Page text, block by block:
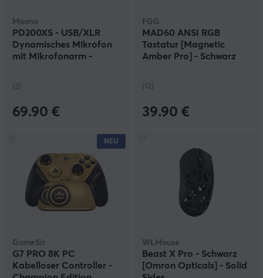
Maono
PD200XS - USB/XLR
Dynamisches Mikrofon
mit Mikrofonarm -
(2)
69.90 €
FGG
MAD60 ANSI RGB
Tastatur [Magnetic
Amber Pro] - Schwarz
(12)
39.90 €
NEU
GameSir
G7 PRO 8K PC
Kabelloser Controller -
WLMouse
Beast X Pro - Schwarz
[Omron Opticals] - Solid